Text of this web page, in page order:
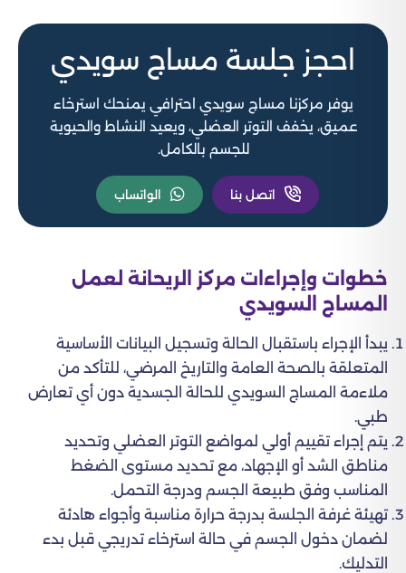
احجز جلسة مساج سويدي
يوفر مركزنا مساج سويدي احترافي يمنحك استرخاء
عميق، يخفف التوتر العضلي، ويعيد النشاط والحيوية
للجسم بالكامل.
اتصل بنا الواتساب
خطوات وإجراءات مركز الريحانة لعمل
المساج السويدي
يبدأ الإجراء باستقبال الحالة وتسجيل البيانات الأساسية
المتعلقة بالصحة العامة والتاريخ المرضي، للتأكد من
ملاءمة المساج السويدي للحالة الجسدية دون أي تعارض
طبي.
يتم إجراء تقييم أولي لمواضع التوتر العضلي وتحديد
مناطق الشد أو الإجهاد، مع تحديد مستوى الضغط
المناسب وفق طبيعة الجسم ودرجة التحمل.
تهيئة غرفة الجلسة بدرجة حرارة مناسبة وأجواء هادئة
لضمان دخول الجسم في حالة استرخاء تدريجي قبل بدء
التدليك.